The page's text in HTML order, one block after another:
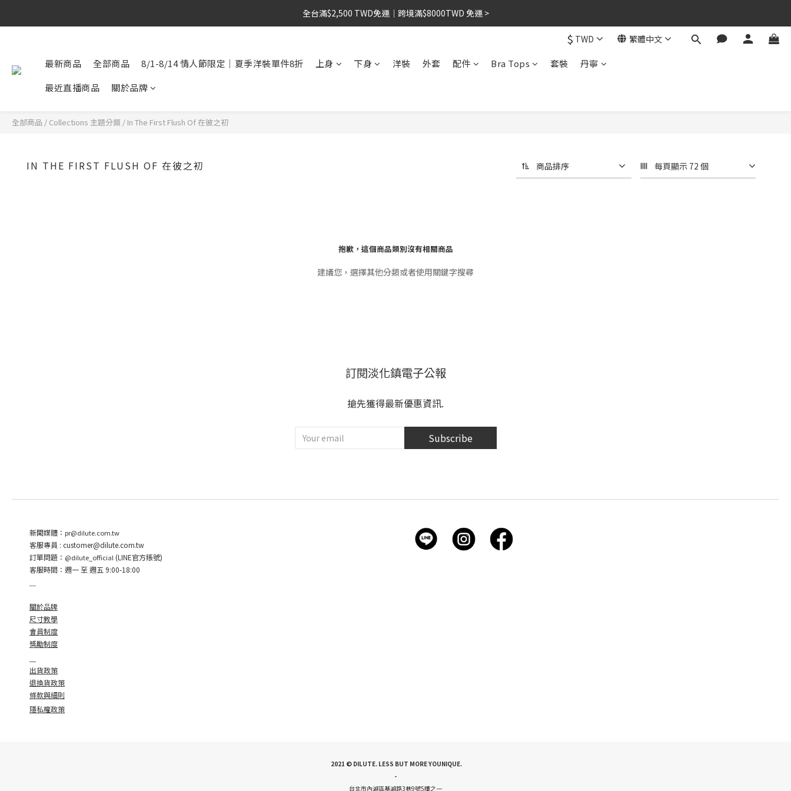
全台滿$2,500 TWD免運｜跨境滿$8000TWD 免運 >
全台滿$2,500 TWD免運｜跨境滿$8000TWD 免運 >
8/1-8/14 情人節限定｜夏季洋裝單件8折🎁
$ TWD 繁體中文
最新商品 全部商品 8/1-8/14 情人節限定｜夏季洋裝單件8折 上身 下身 洋裝 外套 配件 Bra Tops 套裝
丹寧
最近直播商品
關於品牌
全部商品 / Collections 主題分類 / In The First Flush Of 在彼之初
IN THE FIRST FLUSH OF 在彼之初 商品排序 每頁顯示 72 個
抱歉，這個商品類別沒有相關商品
建議您，選擇其他分類或者使用關鍵字搜尋
訂閱淡化鎮電子公報
搶先獲得最新優惠資訊.
Subscribe
新聞媒體： pr@dilute.com.tw
客服專員 : customer@dilute.com.tw
訂單問題： @dilute_official (LINE官方賬號)
客服時間：週一 至 週五 9:00-18:00
關於品牌
尺寸教學
會員制度
獎勵制度
出貨政策
退換貨政策
條款與細則
隱私權政策
2021 © DILUTE. LESS BUT MORE YOUNIQUE.
-
台北市內湖區基湖路3巷9號5樓之一